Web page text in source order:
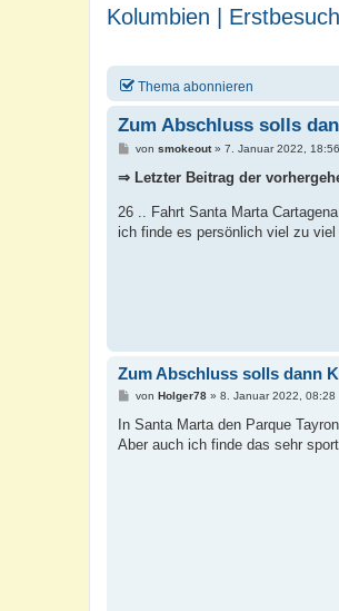
Kolumbien |
Thema abonnieren
Zum Abschluss solls
B
a
g
von smokeout» 7. Januar 2022, 18:56
⇒ Letzter Beitrag der
26 .. Fahrt Santa Marta
ich finde es persönlich viel zu
Zum Abschluss solls dann
B
r
von Holger78» 8. Januar 2022, 08:28
In Santa Marta den Parque
Aber auch ich finde das sehr